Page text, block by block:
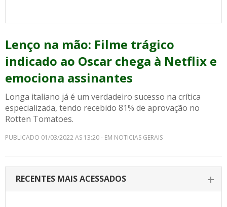
Lenço na mão: Filme trágico
indicado ao Oscar chega à Netflix e
emociona assinantes
Longa italiano já é um verdadeiro sucesso na crítica
especializada, tendo recebido 81% de aprovação no
Rotten Tomatoes.
PUBLICADO 01/03/2022 AS 13:20 - EM NOTICIAS GERAIS
RECENTES MAIS ACESSADOS